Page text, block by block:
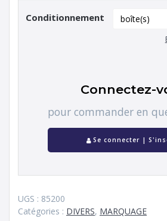
Conditionnement
Connectez-
pour commander en
Se connecter |
UGS : 85200
Catégories : DIVERS, MARQUAGE